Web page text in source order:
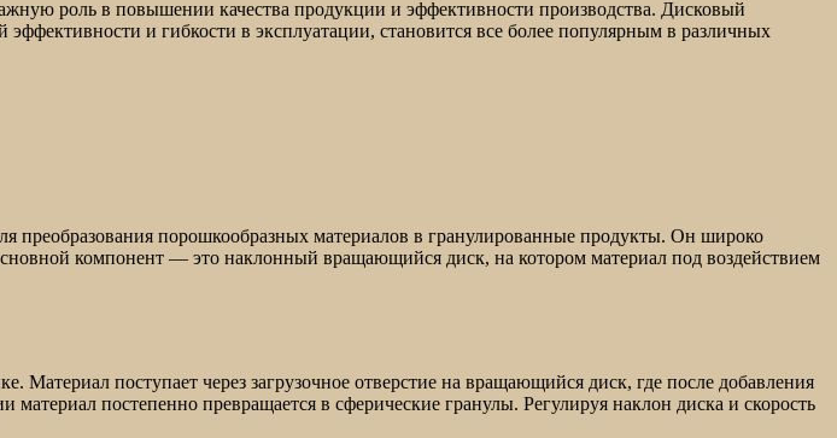
роль в повышении качества продукции и эффективности производства. Дисковый
эффективности и гибкости в эксплуатации, становится все более популярным в различных
преобразования порошкообразных материалов в гранулированные продукты. Он широко
компонент — это наклонный вращающийся диск, на котором материал под воздействием
Материал поступает через загрузочное отверстие на вращающийся диск, где после добавления
постепенно превращается в сферические гранулы. Регулируя наклон диска и скорость